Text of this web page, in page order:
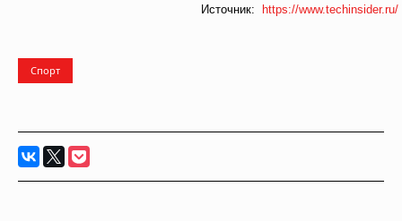
Источник: https://www.techinsider.ru/
Спорт